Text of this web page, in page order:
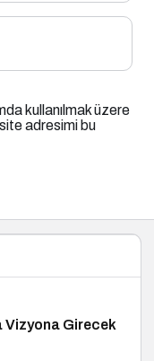
kullanılmak üzere
adresimi bu
Vizyona Girecek